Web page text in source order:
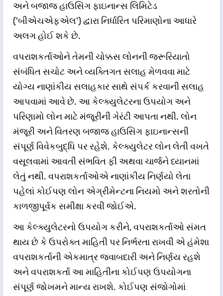
અને બજાજ હાઉસિંગ ફાઇનાન્સ લિમિટેડ
('બીએચએફએલ') દ્વારા નિર્ધારિત પરિમાણોના આધારે
અલગ હોઈ શકે છે.
વપરાશકર્તાઓને તેમની ચોક્કસ લોનની જરૂરિયાતો
સંબંધિત સચોટ અને વ્યક્તિગત સલાહ મેળવવા માટે
યોગ્ય નાણાંકીય સલાહકાર સાથે સંપર્ક કરવાની સલાહ
આપવામાં આવે છે. આ કેલ્ક્યુલેટરના ઉપયોગ અને
પરિણામો લોન માટે મંજૂરીની ગેરંટી આપતા નથી. લોન
મંજૂરી અને વિતરણ બજાજ હાઉસિંગ ફાઇનાન્સની
સંપૂર્ણ વિવેકબુદ્ધિ પર રહેશે. કેલ્ક્યુલેટર લોન લેતી વખતે
વસૂલવામાં આવતી સંભવિત ફી અથવા ચાર્જને ધ્યાનમાં
લેતું નથી. વપરાશકર્તાઓએ નાણાંકીય નિર્ણયો લેતા
પહેલાં કોઈપણ લોન એગ્રીમેન્ટના નિયમો અને શરતોની
કાળજીપૂર્વક સમીક્ષા કરવી જોઈએ.
આ કેલ્ક્યુલેટરનો ઉપયોગ કરીને, વપરાશકર્તાઓ સંમત
થાય છે કે ઉપરોક્ત માહિતી પર નિર્ભરતા રાખવી એ હંમેશા
વપરાશકર્તાની એકમાત્ર જવાબદારી અને નિર્ણય રહશે
અને વપરાશકર્તા આ માહિતીના કોઈપણ ઉપયોગના
સંપૂર્ણ જોખમને માન્ય રાખશે. કોઈપણ સંજોગોમાં